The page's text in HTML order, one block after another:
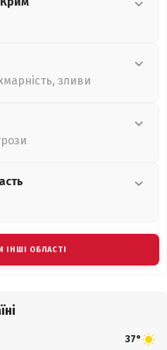
зливи
ІНШІ ОБЛАСТІ
37°